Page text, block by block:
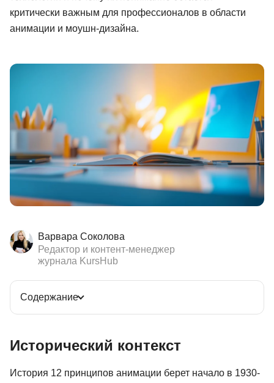
критически важным для профессионалов в области
анимации и моушн-дизайна.
Варвара Соколова
Редактор и контент-менеджер
журнала KursHub
Содержание
Исторический контекст
История 12 принципов анимации берет начало в 1930-
Рейтинг онлайн-школ